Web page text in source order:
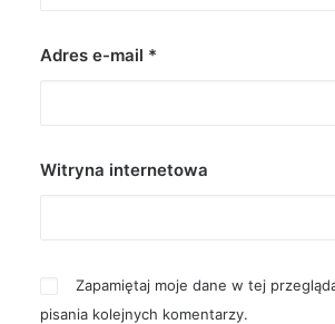
Adres e-mail *
Witryna internetowa
Zapamiętaj moje dane w tej
pisania kolejnych komentarzy.